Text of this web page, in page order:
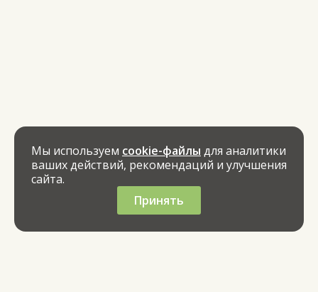
Мы используем cookie-файлы для аналитики
ваших действий, рекомендаций и улучшения
сайта.
Принять